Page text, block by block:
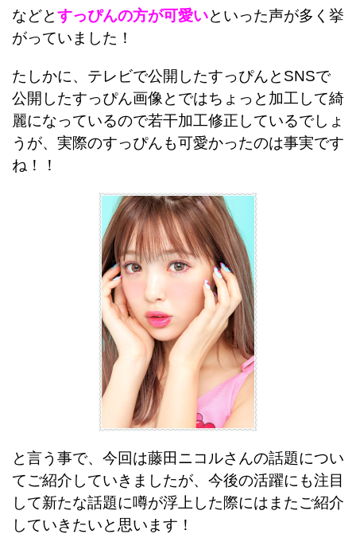
などとすっぴんの方が可愛いといった声が多く挙
がっていました！
たしかに、テレビで公開したすっぴんとSNSで
公開したすっぴん画像とではちょっと加工して綺
麗になっているので若干加工修正しているでしょ
うが、実際のすっぴんも可愛かったのは事実です
ね！！
と言う事で、今回は藤田ニコルさんの話題につい
てご紹介していきましたが、今後の活躍にも注目
して新たな話題に噂が浮上した際にはまたご紹介
していきたいと思います！